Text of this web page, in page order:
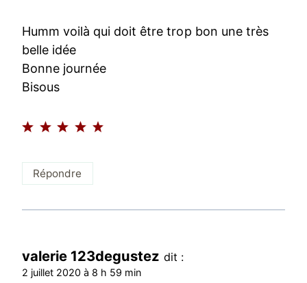
Humm voilà qui doit être trop bon une très
belle idée
Bonne journée
Bisous
Répondre
valerie 123degustez dit :
2 juillet 2020 à 8 h 59 min